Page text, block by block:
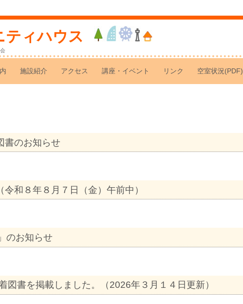
ティハウス
施設紹介 アクセス 講座・イベント リンク 空室状況(PDF)
書のお知らせ
和８年８月７日（金）午前中）
のお知らせ
図書を掲載しました。（2026年３月１４日更新）